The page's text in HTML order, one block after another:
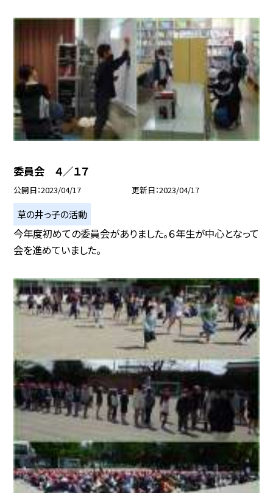
委員会 ４／１７
公開日 2023/04/17 更新日 2023/04/17
草の井っ子の活動
今年度初めての委員会がありました。６年生が中心となって
会を進めていました。